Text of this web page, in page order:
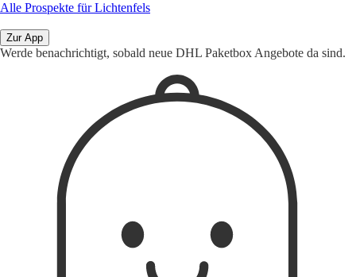
Alle Prospekte für Lichtenfels
Zur App
Werde benachrichtigt, sobald neue DHL Paketbox Angebote da sind.